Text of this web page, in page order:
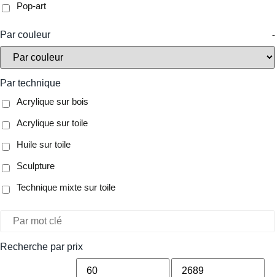
Pop-art
Par couleur -
Par technique
Acrylique sur bois
Acrylique sur toile
Huile sur toile
Sculpture
Technique mixte sur toile
Recherche par prix